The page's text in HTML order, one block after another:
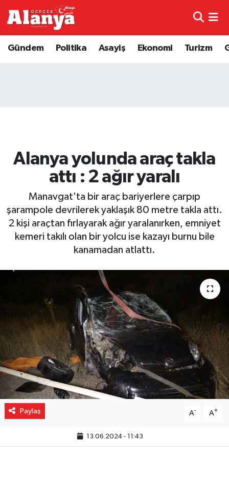
Gündem Politika Asayiş Ekonomi Turizm
Alanya yolunda araç takla
attı : 2 ağır yaralı
Manavgat'ta bir araç bariyerlere çarpıp
şarampole devrilerek yaklaşık 80 metre takla attı.
2 kişi araçtan fırlayarak ağır yaralanırken, emniyet
kemeri takılı olan bir yolcu ise kazayı burnu bile
kanamadan atlattı.
Paylaş A- A+
13.06.2024 - 11:43
Genel
Diğer
Dünya
Ekonomi
Gizlilik İlkeleri - Privacy Policy
Gündem
Politika
Spor
Turizm
Trafik Durumu
Haber Arşivi